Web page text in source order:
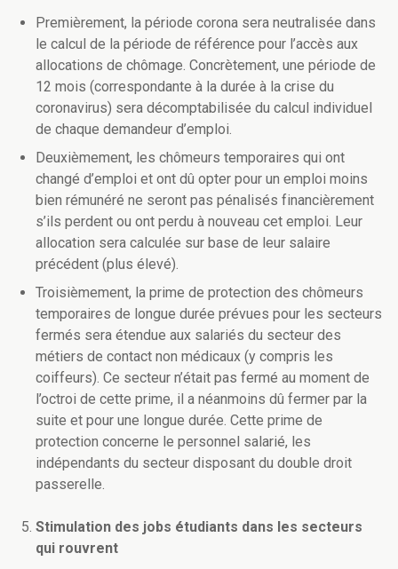
Premièrement, la période corona sera neutralisée dans
le calcul de la période de référence pour l’accès aux
allocations de chômage. Concrètement, une période de
12 mois (correspondante à la durée à la crise du
coronavirus) sera décomptabilisée du calcul individuel
de chaque demandeur d’emploi.
Deuxièmement, les chômeurs temporaires qui ont
changé d’emploi et ont dû opter pour un emploi moins
bien rémunéré ne seront pas pénalisés financièrement
s’ils perdent ou ont perdu à nouveau cet emploi. Leur
allocation sera calculée sur base de leur salaire
précédent (plus élevé).
Troisièmement, la prime de protection des chômeurs
temporaires de longue durée prévues pour les secteurs
fermés sera étendue aux salariés du secteur des
métiers de contact non médicaux (y compris les
coiffeurs). Ce secteur n’était pas fermé au moment de
l’octroi de cette prime, il a néanmoins dû fermer par la
suite et pour une longue durée. Cette prime de
protection concerne le personnel salarié, les
indépendants du secteur disposant du double droit
passerelle.
Stimulation des jobs étudiants dans les secteurs
qui rouvrent